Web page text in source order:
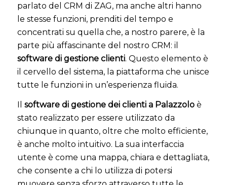
parlato del CRM di ZAG, ma anche altri hanno
le stesse funzioni, prenditi del tempo e
concentrati su quella che, a nostro parere, è la
parte più affascinante del nostro CRM: il
software di gestione clienti. Questo elemento è
il cervello del sistema, la piattaforma che unisce
tutte le funzioni in un’esperienza fluida.
software di gestione dei clienti a Palazzoloè
stato realizzato per essere utilizzato da
chiunque in quanto, oltre che molto efficiente,
è anche molto intuitivo. La sua interfaccia
utente è come una mappa, chiara e dettagliata,
che consente a chi lo utilizza di potersi